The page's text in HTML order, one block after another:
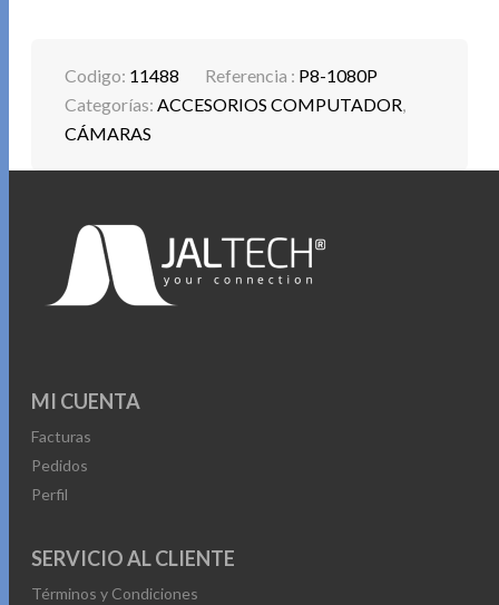
Codigo: 11488 Referencia : P8-1080P
Categorías:ACCESORIOS COMPUTADOR,
CÁMARAS
MI CUENTA
Facturas
Pedidos
Perfil
SERVICIO AL CLIENTE
Términos y Condiciones